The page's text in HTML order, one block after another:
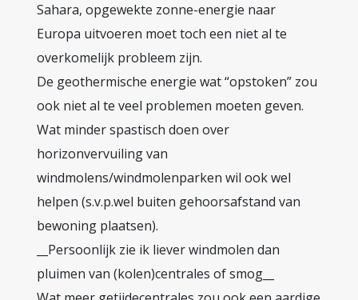
Sahara, opgewekte zonne-energie naar
Europa uitvoeren moet toch een niet al te
overkomelijk probleem zijn.
De geothermische energie wat “opstoken” zou
ook niet al te veel problemen moeten geven.
Wat minder spastisch doen over
horizonvervuiling van
windmolens/windmolenparken wil ook wel
helpen (s.v.p.wel buiten gehoorsafstand van
bewoning plaatsen).
__Persoonlijk zie ik liever windmolen dan
pluimen van (kolen)centrales of smog__